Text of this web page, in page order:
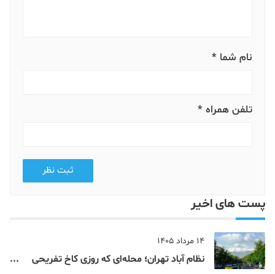
نام شما *
تلفن همراه *
ثبت نظر
پست های اخیر
14 مرداد 1405
نظام‌ آباد تهران؛ محله‌ای که روزی کاخ تفریحی